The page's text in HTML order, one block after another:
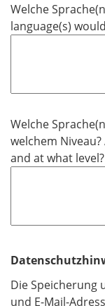
e
l
c
h
l
Welche
language(s)
Welche
welchem
and at what level?
Die Speicherung
und E-Mail-